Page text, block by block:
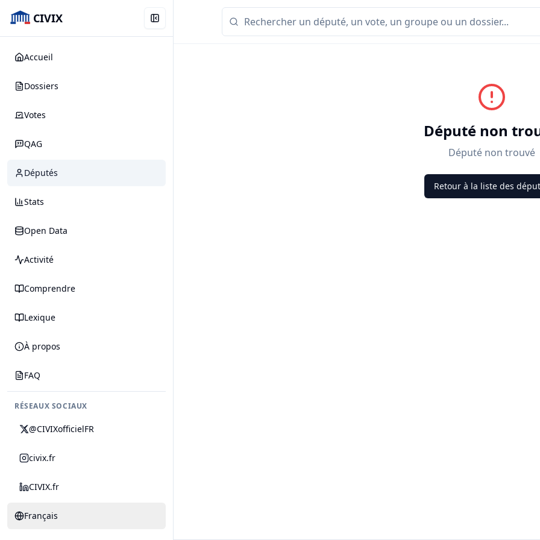
CIVIX
Accueil
Dossiers
Votes
QAG
Députés
Stats
Open Data
Activité
Comprendre
Lexique
À propos
FAQ
RÉSEAUX SOCIAUX
@CIVIXofficielFR
civix.fr
CIVIX.fr
Français
Député non
Député non trouvé
Retour à la liste des